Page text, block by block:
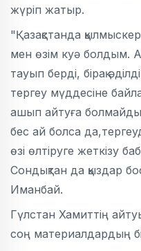
жүріп жатыр.
"Қазақстанда
мен өзім куә болдым.
тауып берді, бірақ
тергеу мүддесіне
ашып айтуға болмайды.
бес ай болса
өзі өлтіруге жеткізу
Сондықтан да қыздар
Иманбай.
Гүлстан Хамиттің
соң материалдардың